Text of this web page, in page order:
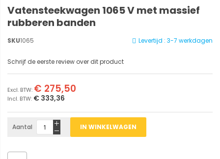
Vatensteekwagen 1065 V met massief
rubberen banden
Levertijd : 3-7 werkdagen
SKU1065
Schrijf de eerste review over dit product
€ 333,36
€ 275,50
Aantal IN WINKELWAGEN